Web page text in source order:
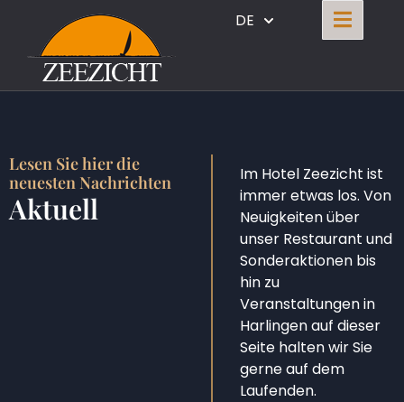
DE
Lesen Sie hier die
neuesten Nachrichten
Aktuell
Im Hotel Zeezicht ist
immer etwas los. Von
Neuigkeiten über
unser Restaurant und
Sonderaktionen bis
hin zu
Veranstaltungen in
Harlingen auf dieser
Seite halten wir Sie
gerne auf dem
Laufenden.